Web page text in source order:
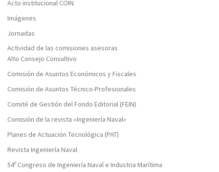
Acto institucional COIN
Imágenes
Jornadas
Actividad de las comisiones asesoras
Alto Consejo Consultivo
Comisión de Asuntos Económicos y Fiscales
Comisión de Asuntos Técnico-Profesionales
Comité de Gestión del Fondo Editorial (FEIN)
Comisión de la revista «Ingeniería Naval»
Planes de Actuación Tecnológica (PAT)
Revista Ingeniería Naval
54º Congreso de Ingeniería Naval e Industria Marítima